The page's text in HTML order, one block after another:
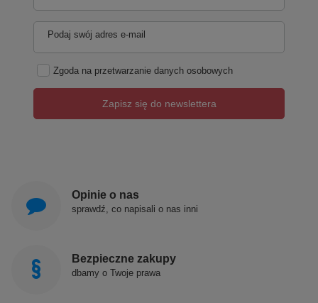
Podaj swój adres e-mail
Zgoda na przetwarzanie danych osobowych
Zapisz się do newslettera
Opinie o nas
sprawdź, co napisali o nas inni
Bezpieczne zakupy
dbamy o Twoje prawa